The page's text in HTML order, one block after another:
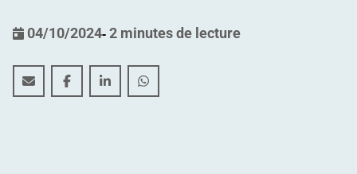
04/10/2024-2 minutes de lecture
Comment WDP accompagne ses clients dans leur
Comment WDP accompagne ses clients dans
Comment WDP accompagne ses clients
Comment WDP accompagne ses